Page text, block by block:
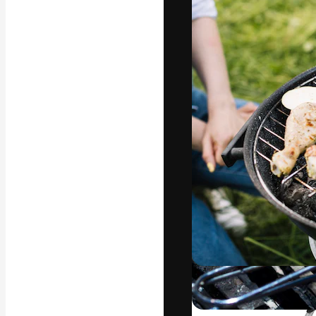
La
migliori lavori.
creativi,
Italiano
Copyright ©